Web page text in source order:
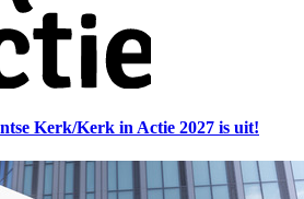
Kerk/Kerk in Actie 2027 is uit!